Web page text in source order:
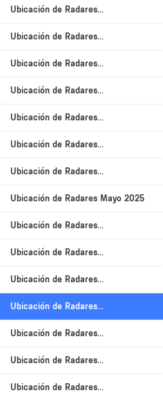
Ubicación de Radares...
Ubicación de Radares...
Ubicación de Radares...
Ubicación de Radares...
Ubicación de Radares...
Ubicación de Radares...
Ubicación de Radares...
Ubicación de Radares Mayo 2025
Ubicación de Radares...
Ubicación de Radares...
Ubicación de Radares...
Ubicación de Radares...
Ubicación de Radares...
Ubicación de Radares...
Ubicación de Radares...